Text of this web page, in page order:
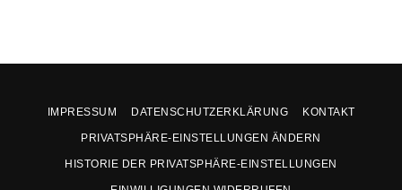
IMPRESSUM DATENSCHUTZERKLÄRUNG KONTAKT
PRIVATSPHÄRE-EINSTELLUNGEN ÄNDERN
HISTORIE DER PRIVATSPHÄRE-EINSTELLUNGEN